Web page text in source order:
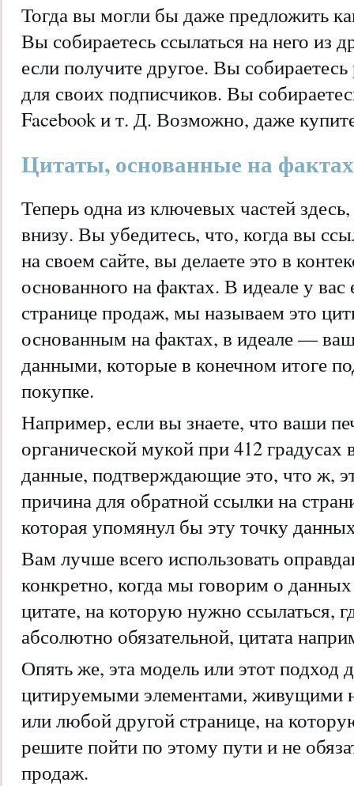
Тогда вы могли бы даже предложить
Вы собираетесь ссылаться на него из
если получите другое. Вы собираетесь
для своих подписчиков. Вы
Facebook и т. Д. Возможно, даже
Цитаты, основанные на фактах
Теперь одна из ключевых частей
внизу. Вы убедитесь, что, когда вы
на своем сайте, вы делаете это в
основанного на фактах. В идеале у
странице продаж, мы называем это
основанным на фактах, в идеале —
данными, которые в конечном итоге
покупке.
Например, если вы знаете, что ваши
органической мукой при 412 градусах
данные, подтверждающие это, что ж,
причина для обратной ссылки на
которая упомянул бы эту точку
Вам лучше всего использовать
конкретно, когда мы говорим о
цитате, на которую нужно ссылаться,
абсолютно обязательной, цитата
Опять же, эта модель или этот подход
цитируемыми элементами, живущими
или любой другой странице, на
решите пойти по этому пути и не
продаж.